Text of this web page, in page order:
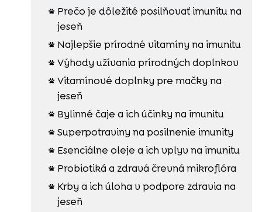

Prečo je dôležité posilňovať imunitu na
jeseň
 Najlepšie prírodné vitamíny na imunitu
 Výhody užívania prírodných doplnkov
 Vitamínové doplnky pre mačky na
jeseň
 Bylinné čaje a ich účinky na imunitu
 Superpotraviny na posilnenie imunity
 Esenciálne oleje a ich vplyv na imunitu
 Probiotiká a zdravá črevná mikroflóra

Krby a ich úloha v podpore zdravia na
jeseň